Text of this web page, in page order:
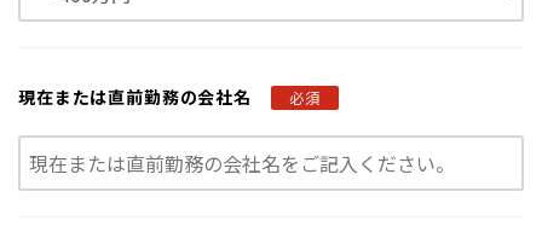
現在または直前勤務の会社名 必須